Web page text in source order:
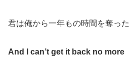
君は俺から一年もの時間を奪った
And I can’t get it back no more